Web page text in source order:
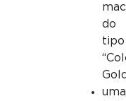
do
tipo
uma